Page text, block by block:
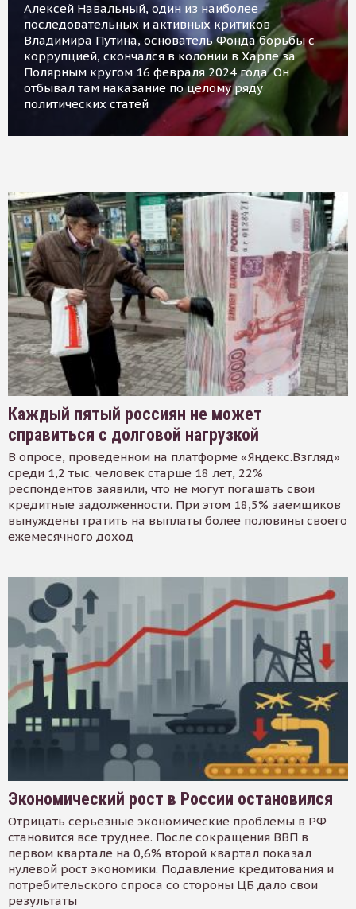
Алексей Навальный, один из наиболее
последовательных и активных критиков
Владимира Путина, основатель Фонда борьбы с
коррупцией, скончался в колонии в Харпе за
Полярным кругом 16 февраля 2024 года. Он
отбывал там наказание по целому ряду
политических статей
Каждый пятый россиян не может
справиться с долговой нагрузкой
В опросе, проведенном на платформе «Яндекс.Взгляд»
среди 1,2 тыс. человек старше 18 лет, 22%
респондентов заявили, что не могут погашать свои
кредитные задолженности. При этом 18,5% заемщиков
вынуждены тратить на выплаты более половины своего
ежемесячного доход
Экономический рост в России остановился
Отрицать серьезные экономические проблемы в РФ
становится все труднее. После сокращения ВВП в
первом квартале на 0,6% второй квартал показал
нулевой рост экономики. Подавление кредитования и
потребительского спроса со стороны ЦБ дало свои
результаты